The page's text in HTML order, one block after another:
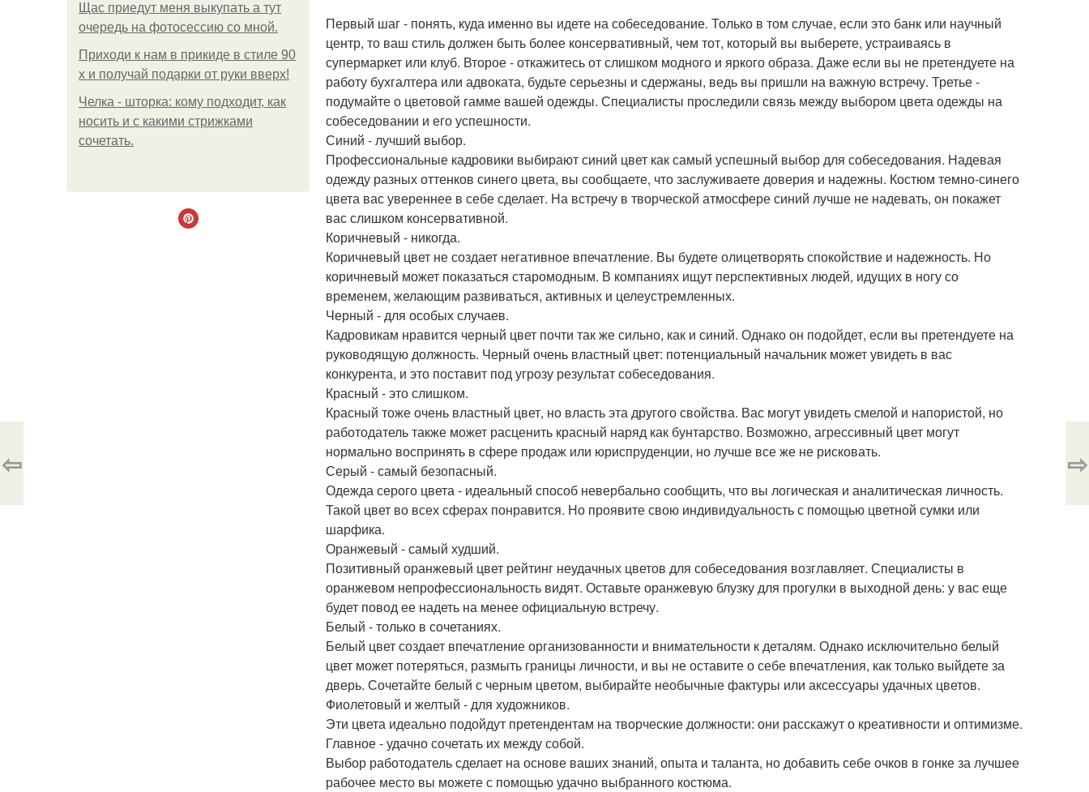
Щас приедут меня выкупать а тут
очередь на фотосессию со мной.
Приходи к нам в прикиде в стиле 90
х и получай подарки от руки вверх!
Челка - шторка: кому подходит, как
носить и с какими стрижками
сочетать.
Первый шаг - понять, куда именно вы идете на собеседование. Только в том случае, если это банк или научный
центр, то ваш стиль должен быть более консервативный, чем тот, который вы выберете, устраиваясь в
супермаркет или клуб. Второе - откажитесь от слишком модного и яркого образа. Даже если вы не претендуете на
работу бухгалтера или адвоката, будьте серьезны и сдержаны, ведь вы пришли на важную встречу. Третье -
подумайте о цветовой гамме вашей одежды. Специалисты проследили связь между выбором цвета одежды на
собеседовании и его успешности.
Синий - лучший выбор.
Профессиональные кадровики выбирают синий цвет как самый успешный выбор для собеседования. Надевая
одежду разных оттенков синего цвета, вы сообщаете, что заслуживаете доверия и надежны. Костюм темно-синего
цвета вас увереннее в себе сделает. На встречу в творческой атмосфере синий лучше не надевать, он покажет
вас слишком консервативной.
Коричневый - никогда.
Коричневый цвет не создает негативное впечатление. Вы будете олицетворять спокойствие и надежность. Но
коричневый может показаться старомодным. В компаниях ищут перспективных людей, идущих в ногу со
временем, желающим развиваться, активных и целеустремленных.
Черный - для особых случаев.
Кадровикам нравится черный цвет почти так же сильно, как и синий. Однако он подойдет, если вы претендуете на
руководящую должность. Черный очень властный цвет: потенциальный начальник может увидеть в вас
конкурента, и это поставит под угрозу результат собеседования.
Красный - это слишком.
Красный тоже очень властный цвет, но власть эта другого свойства. Вас могут увидеть смелой и напористой, но
работодатель также может расценить красный наряд как бунтарство. Возможно, агрессивный цвет могут
нормально воспринять в сфере продаж или юриспруденции, но лучше все же не рисковать.
Серый - самый безопасный.
Одежда серого цвета - идеальный способ невербально сообщить, что вы логическая и аналитическая личность.
Такой цвет во всех сферах понравится. Но проявите свою индивидуальность с помощью цветной сумки или
шарфика.
Оранжевый - самый худший.
Позитивный оранжевый цвет рейтинг неудачных цветов для собеседования возглавляет. Специалисты в
оранжевом непрофессиональность видят. Оставьте оранжевую блузку для прогулки в выходной день: у вас еще
будет повод ее надеть на менее официальную встречу.
Белый - только в сочетаниях.
Белый цвет создает впечатление организованности и внимательности к деталям. Однако исключительно белый
цвет может потеряться, размыть границы личности, и вы не оставите о себе впечатления, как только выйдете за
дверь. Сочетайте белый с черным цветом, выбирайте необычные фактуры или аксессуары удачных цветов.
Фиолетовый и желтый - для художников.
Эти цвета идеально подойдут претендентам на творческие должности: они расскажут о креативности и оптимизме.
Главное - удачно сочетать их между собой.
Выбор работодатель сделает на основе ваших знаний, опыта и таланта, но добавить себе очков в гонке за лучшее
рабочее место вы можете с помощью удачно выбранного костюма.
⇦ ⇨